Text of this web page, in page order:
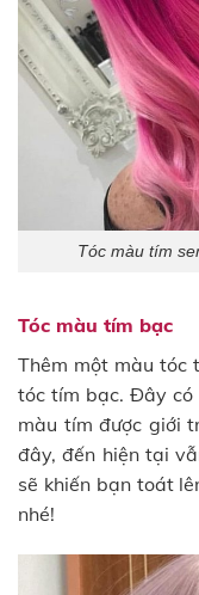
Tóc màu tím
Tóc màu tím bạc
Thêm một màu tóc
tóc tím bạc. Đây có
màu tím được giới
đây, đến hiện tại
sẽ khiến bạn toát
nhé!